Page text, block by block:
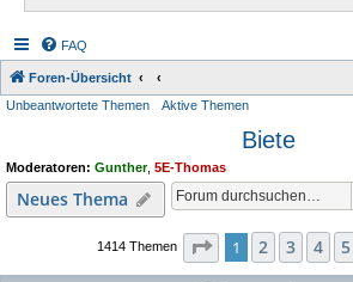
FAQ
Foren-Übersicht
Unbeantwortete Themen Aktive Themen
Biete
Moderatoren: Gunther, 5E-Thomas
Neues Thema
1414 Themen Seite 1 von 29
1 2 3 4 5